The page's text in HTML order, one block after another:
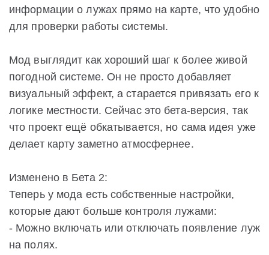
информации о лужах прямо на карте, что удобно
для проверки работы системы.
Мод выглядит как хороший шаг к более живой
погодной системе. Он не просто добавляет
визуальный эффект, а старается привязать его к
логике местности. Сейчас это бета-версия, так
что проект ещё обкатывается, но сама идея уже
делает карту заметно атмосфернее.
Изменено в Бета 2:
Теперь у мода есть собственные настройки,
которые дают больше контроля лужами:
- Можно включать или отключать появление луж
на полях.